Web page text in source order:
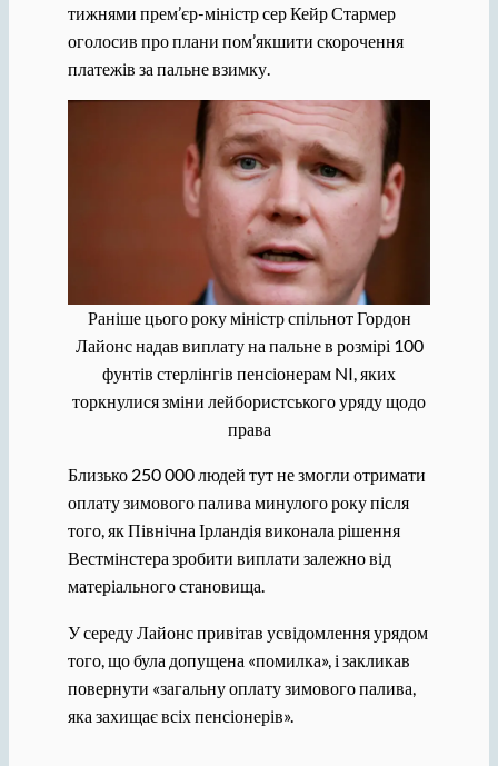
тижнями прем’єр-міністр сер Кейр Стармер
оголосив про плани пом’якшити скорочення
платежів за пальне взимку.
Раніше цього року міністр спільнот Гордон
Лайонс надав виплату на пальне в розмірі 100
фунтів стерлінгів пенсіонерам NI, яких
торкнулися зміни лейбористського уряду щодо
права
Близько 250 000 людей тут не змогли отримати
оплату зимового палива минулого року після
того, як Північна Ірландія виконала рішення
Вестмінстера зробити виплати залежно від
матеріального становища.
У середу Лайонс привітав усвідомлення урядом
того, що була допущена «помилка», і закликав
повернути «загальну оплату зимового палива,
яка захищає всіх пенсіонерів».